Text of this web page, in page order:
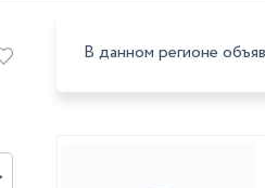
В данном регионе